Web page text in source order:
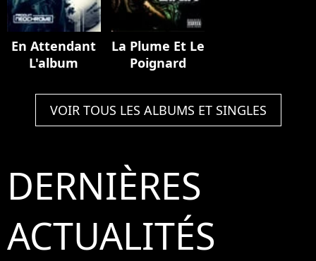
En Attendant
L'album
La Plume Et Le
Poignard
VOIR TOUS LES ALBUMS ET SINGLES
DERNIÈRES
ACTUALITÉS